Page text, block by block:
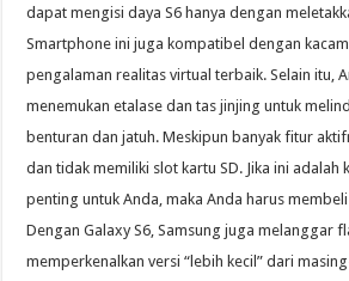
dapat mengisi daya S6 hanya dengan
Smartphone ini juga kompatibel dengan
pengalaman realitas virtual terbaik. Selain itu,
menemukan etalase dan tas jinjing untuk
benturan dan jatuh. Meskipun banyak fitur
dan tidak memiliki slot kartu SD. Jika ini adalah
penting untuk Anda, maka Anda harus
Dengan Galaxy S6, Samsung juga melanggar
memperkenalkan versi “lebih kecil” dari